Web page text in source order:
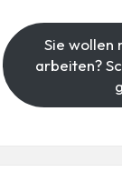
Sie wollen
arbeiten?